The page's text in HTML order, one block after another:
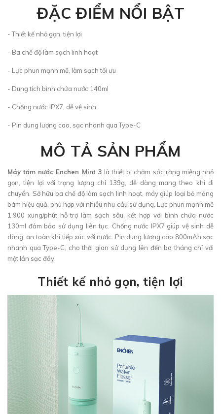
ĐẶC ĐIỂM NỔI BẬT
- Thiết kế nhỏ gọn, tiện lợi
- Ba chế độ làm sạch linh hoạt
- Lực phun mạnh mẽ, làm sạch tối ưu
- Dung tích bình chứa nước 140ml
- Chống nước IPX7, dễ vệ sinh
- Pin dung lượng cao, sạc nhanh qua Type-C
MÔ TẢ SẢN PHẨM
Máy tăm nước Enchen Mint 3 là thiết bị chăm sóc răng miệng nhỏ
gọn, tiện lợi với trọng lượng chỉ 139g, dễ dàng mang theo khi di
chuyển. Sở hữu ba chế độ làm sạch linh hoạt, máy giúp loại bỏ mảng
bám hiệu quả, phù hợp với nhiều nhu cầu sử dụng. Lực phun mạnh mẽ
1.900 xung/phút hỗ trợ làm sạch sâu, kết hợp với bình chứa nước
130ml đảm bảo sử dụng liên tục. Chống nước IPX7 giúp vệ sinh dễ
dàng, an toàn khi tiếp xúc với nước. Pin dung lượng cao 800mAh sạc
nhanh qua Type-C, cho thời gian sử dụng lên đến ba tháng chỉ với
một lần sạc đầy.
Thiết kế nhỏ gọn, tiện lợi